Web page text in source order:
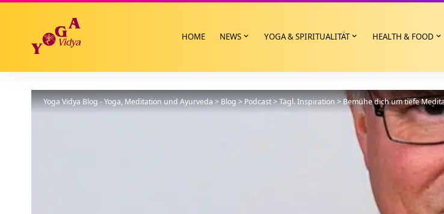
HOME NEWS YOGA & SPIRITUALITÄT HEALTH & FOOD
Yoga Vidya Blog - Yoga, Meditation und Ayurveda>Blog>Podcast>Tägl. Inspiration>Bemühe dich um tiefe